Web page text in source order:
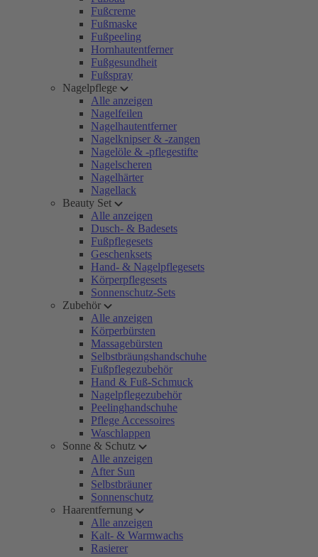
Fußcreme
Fußmaske
Fußpeeling
Hornhautentferner
Fußgesundheit
Fußspray
Nagelpflege
Alle anzeigen
Nagelfeilen
Nagelhautentferner
Nagelknipser & -zangen
Nagelöle & -pflegestifte
Nagelscheren
Nagelhärter
Nagellack
Beauty Set
Alle anzeigen
Dusch- & Badesets
Fußpflegesets
Geschenksets
Hand- & Nagelpflegesets
Körperpflegesets
Sonnenschutz-Sets
Zubehör
Alle anzeigen
Körperbürsten
Massagebürsten
Selbstbräungshandschuhe
Fußpflegezubehör
Hand & Fuß-Schmuck
Nagelpflegezubehör
Peelinghandschuhe
Pflege Accessoires
Waschlappen
Sonne & Schutz
Alle anzeigen
After Sun
Selbstbräuner
Sonnenschutz
Haarentfernung
Alle anzeigen
Kalt- & Warmwachs
Rasierer